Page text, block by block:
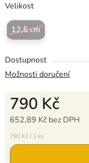
Velikost
12,5 cm
Dostupnost
Možnosti doručení
790 Kč
652,89 Kč bez DPH
Měrná cena:
790 Kč / 1 ks